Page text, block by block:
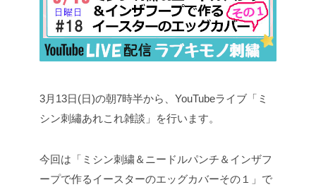
3月13日(日)の朝7時半から、YouTubeライブ「ミ
シン刺繡あれこれ雑談」を行います。
今回は「ミシン刺繍＆ニードルパンチ＆インザフ
ープで作るイースターのエッグカバーその１」で